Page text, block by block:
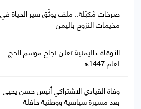
صرخات مُكبّلة.. ملف يوثّق سير الحياة في
مخيمات النزوح باليمن
الأوقاف اليمنية تعلن نجاح موسم الحج
لعام 1447هـ
وفاة القيادي الاشتراكي أنيس حسن يحيى
بعد مسيرة سياسية ووطنية حافلة